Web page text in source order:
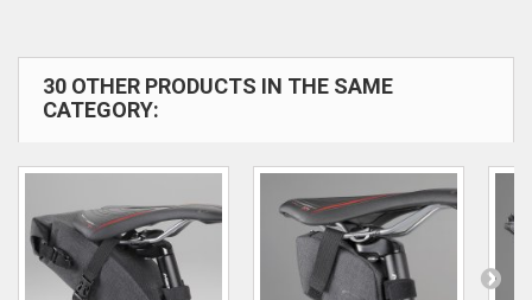
30 OTHER PRODUCTS IN THE SAME
CATEGORY: